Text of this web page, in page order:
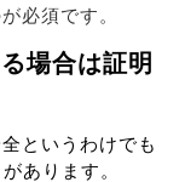
必須です。
場合は証明
というわけでも
あります。